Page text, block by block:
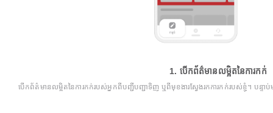
1. បើកព័ត៌មានលម្អិតនៃការកក់
បើកព័ត៌មានលម្អិតនៃការកក់របស់អ្នកពីបញ្ជីបញ្ជាទិញ ឬពីមុខងារស្វែងរកការកក់របស់ខ្ញុំ។ បន្ទ